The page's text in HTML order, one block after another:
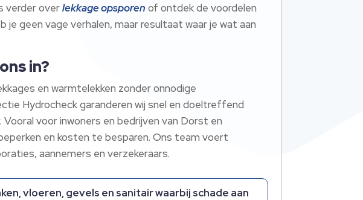
verder overlekkage opsporen of ontdek de voordelen
je geen vage verhalen, maar resultaat waar je wat aan
in?
en warmtelekken zonder onnodige
Hydrocheck garanderen wij snel en doeltreffend
voor inwoners en bedrijven van Dorst en
en kosten te besparen. Ons team voert
aannemers en verzekeraars.
vloeren, gevels en sanitair waarbij schade aan